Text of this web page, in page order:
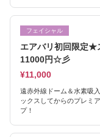
フェイシャル
エアバリ初回限定
11000円☆彡
¥11,000
遠赤外線ドーム＆水素吸
ックスしてからのプレミ
プ！